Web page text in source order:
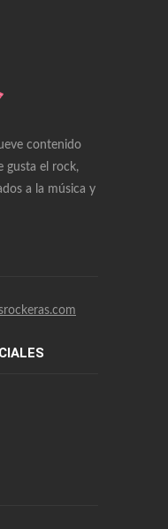
contenido
gusta el rock,
a la música y
Replica